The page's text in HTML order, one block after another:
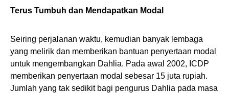
Terus Tumbuh dan Mendapatkan Modal
Seiring perjalanan waktu, kemudian banyak lembaga
yang melirik dan memberikan bantuan penyertaan modal
untuk mengembangkan Dahlia. Pada awal 2002, ICDP
memberikan penyertaan modal sebesar 15 juta rupiah.
Jumlah yang tak sedikit bagi pengurus Dahlia pada masa